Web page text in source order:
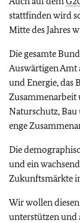
stattfinden wird
Mitte des Jahres
Die gesamte
Auswärtigen
und Energie,
Naturschutz, Bau
enge
Die
und ein
Zukunftsmärkte
Wir wollen
unterstützen und